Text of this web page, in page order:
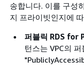
송합니다. 이를 구성
지 프라이빗인지에
퍼블릭 RDS for
턴스는 VPC의